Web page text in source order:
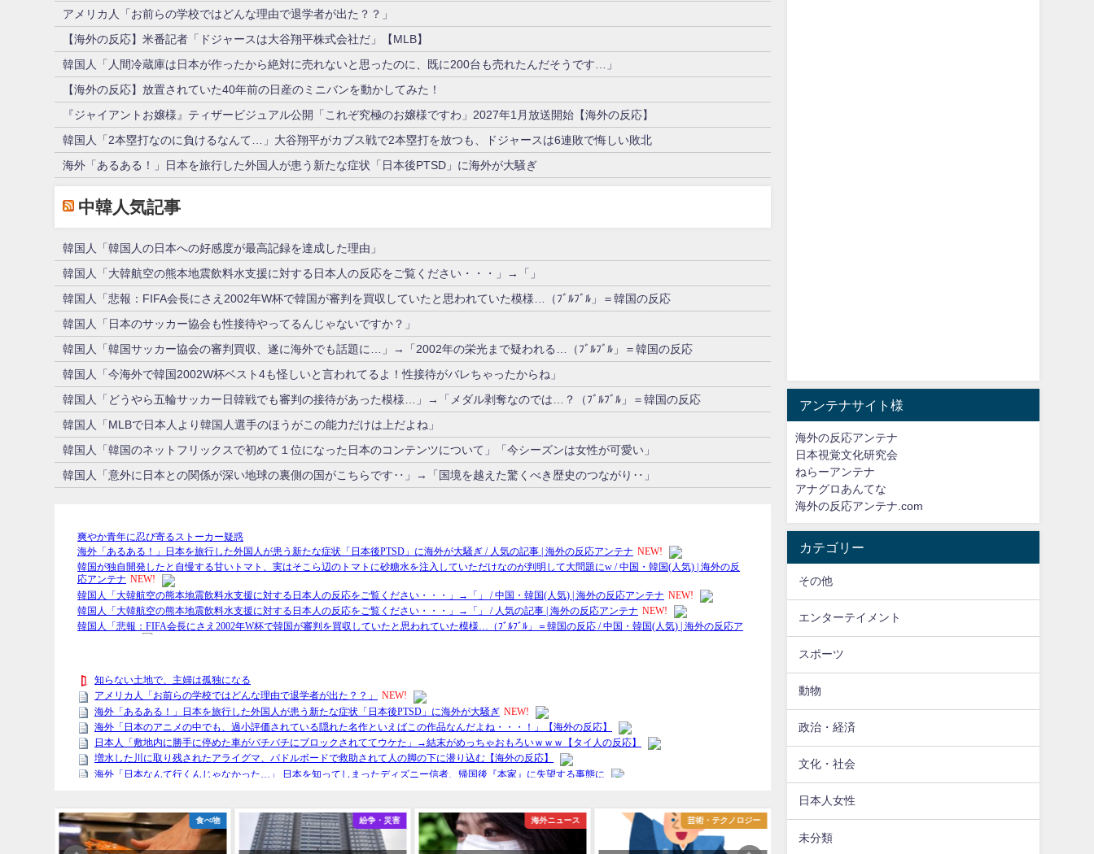
アメリカ人「お前らの学校ではどんな理由で退学者が出た？？」
【海外の反応】米番記者「ドジャースは大谷翔平株式会社だ」【MLB】
韓国人「人間冷蔵庫は日本が作ったから絶対に売れないと思ったのに、既に200台も売れたんだそうです…」
【海外の反応】放置されていた40年前の日産のミニバンを動かしてみた！
『ジャイアントお嬢様』ティザービジュアル公開「これぞ究極のお嬢様ですわ」2027年1月放送開始【海外の反応】
韓国人「2本塁打なのに負けるなんて…」大谷翔平がカブス戦で2本塁打を放つも、ドジャースは6連敗で悔しい敗北
海外「あるある！」日本を旅行した外国人が患う新たな症状「日本後PTSD」に海外が大騒ぎ
中韓人気記事
韓国人「韓国人の日本への好感度が最高記録を達成した理由」
韓国人「大韓航空の熊本地震飲料水支援に対する日本人の反応をご覧ください・・・」→「」
韓国人「悲報：FIFA会長にさえ2002年W杯で韓国が審判を買収していたと思われていた模様…（ﾌﾞﾙﾌﾞﾙ」＝韓国の反応
韓国人「日本のサッカー協会も性接待やってるんじゃないですか？」
韓国人「韓国サッカー協会の審判買収、遂に海外でも話題に…」→「2002年の栄光まで疑われる…（ﾌﾞﾙﾌﾞﾙ」＝韓国の反応
韓国人「今海外で韓国2002W杯ベスト4も怪しいと言われてるよ！性接待がバレちゃったからね」
韓国人「どうやら五輪サッカー日韓戦でも審判の接待があった模様…」→「メダル剥奪なのでは…？（ﾌﾞﾙﾌﾞﾙ」＝韓国の反応
韓国人「MLBで日本人より韓国人選手のほうがこの能力だけは上だよね」
韓国人「韓国のネットフリックスで初めて１位になった日本のコンテンツについて」「今シーズンは女性が可愛い」
韓国人「意外に日本との関係が深い地球の裏側の国がこちらです‥」→「国境を越えた驚くべき歴史のつながり‥」
食べ物 紛争・災害 海外ニュース 芸術・テクノロジー スポーツ
アンテナサイト様
海外の反応アンテナ
日本視覚文化研究会
ねらーアンテナ
アナグロあんてな
海外の反応アンテナ.com
カテゴリー
その他
エンターテイメント
スポーツ
動物
政治・経済
文化・社会
日本人女性
未分類